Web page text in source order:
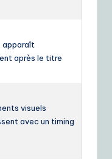
apparaît
après le titre
visuels
avec un timing